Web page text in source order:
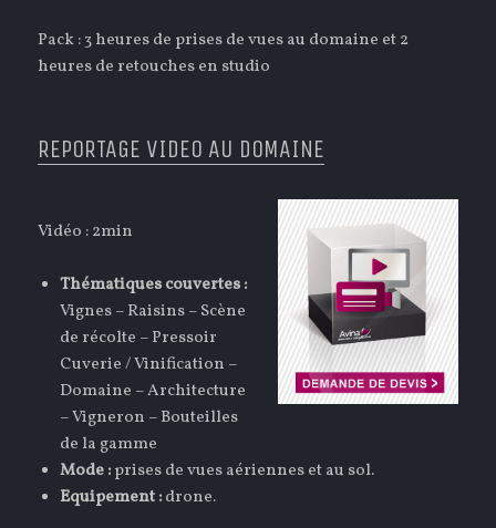
Pack : 3 heures de prises de vues au domaine et 2
heures de retouches en studio
REPORTAGE VIDEO AU DOMAINE
Vidéo : 2min
Thématiques couvertes :
Vignes – Raisins – Scène
de récolte – Pressoir
Cuverie / Vinification –
Domaine – Architecture
– Vigneron – Bouteilles
de la gamme
Mode :prises de vues aériennes et au sol.
Equipement :drone.